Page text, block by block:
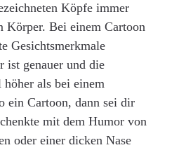
Köpfe immer
Körper. Bei einem Cartoon
Gesichtsmerkmale
ist genauer und die
als bei einem
ein Cartoon, dann sei dir
mit dem Humor von
oder einer dicken Nase